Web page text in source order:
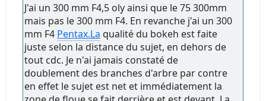
J'ai un 300 mm F4,5 oly ainsi que le 75 300mm
mais pas le 300 mm F4. En revanche j'ai un 300
mm F4 Pentax.La qualité du bokeh est faite
juste selon la distance du sujet, en dehors de
tout cdc. Je n'ai jamais constaté de
doublement des branches d'arbre par contre
en effet le sujet est net et immédiatement la